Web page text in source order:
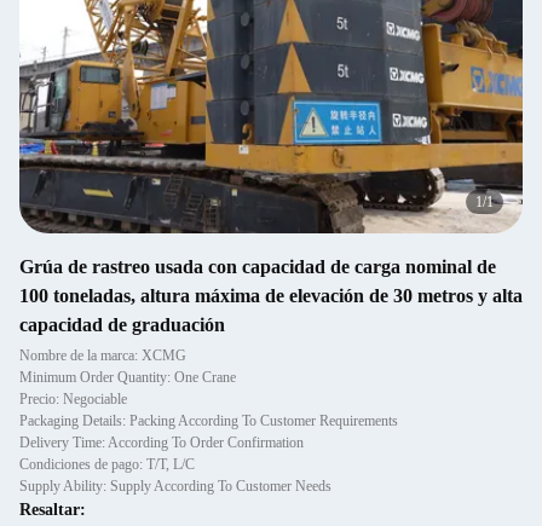
1/1
Grúa de rastreo usada con capacidad de carga nominal de
100 toneladas, altura máxima de elevación de 30 metros y alta
capacidad de graduación
Nombre de la marca: XCMG
Minimum Order Quantity: One Crane
Precio: Negociable
Packaging Details: Packing According To Customer Requirements
Delivery Time: According To Order Confirmation
Condiciones de pago: T/T, L/C
Supply Ability: Supply According To Customer Needs
Resaltar: